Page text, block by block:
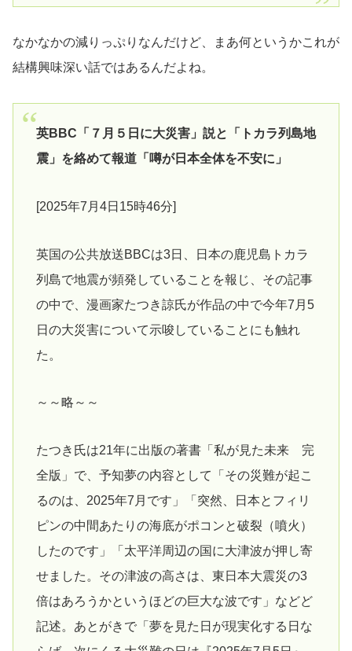
なかなかの減りっぷりなんだけど、まあ何というかこれが
結構興味深い話ではあるんだよね。
英BBC「７月５日に大災害」説と「トカラ列島地
震」を絡めて報道「噂が日本全体を不安に」
[2025年7月4日15時46分]
英国の公共放送BBCは3日、日本の鹿児島トカラ
列島で地震が頻発していることを報じ、その記事
の中で、漫画家たつき諒氏が作品の中で今年7月5
日の大災害について示唆していることにも触れ
た。
～～略～～
たつき氏は21年に出版の著書「私が見た未来 完
全版」で、予知夢の内容として「その災難が起こ
るのは、2025年7月です」「突然、日本とフィリ
ピンの中間あたりの海底がポコンと破裂（噴火）
したのです」「太平洋周辺の国に大津波が押し寄
せました。その津波の高さは、東日本大震災の3
倍はあろうかというほどの巨大な波です」などど
記述。あとがきで「夢を見た日が現実化する日な